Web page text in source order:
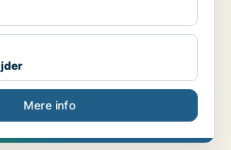
Mere info